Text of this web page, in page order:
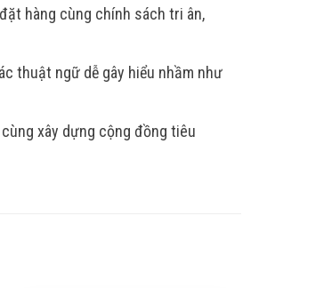
hàng cùng chính sách tri ân,
thuật ngữ dễ gây hiểu nhầm như
xây dựng cộng đồng tiêu